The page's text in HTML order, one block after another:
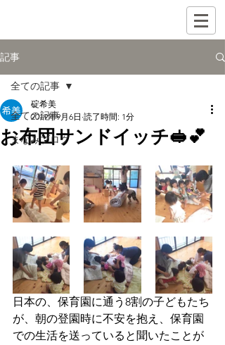
記事
全ての記事
まなみブログ
全ての記事
お布団サンドイッチ🥪💕
碇希美
2019年9月6日 読了時間: 1分
日本の、保育園に通う8割の子どもたち
が、朝の登園時に不安を抱え、保育園
での生活を送っていると聞いたことが